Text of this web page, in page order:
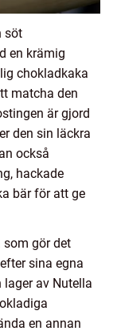
söt
en krämig
chokladkaka
matcha den
är gjord
den sin läckra
också
hackade
bär för att ge
som gör det
sina egna
lager av Nutella
en annan